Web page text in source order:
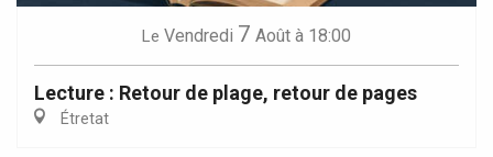
Le Vendredi 7 Août à 18:00
Lecture : Retour de plage, retour de pages
Étretat